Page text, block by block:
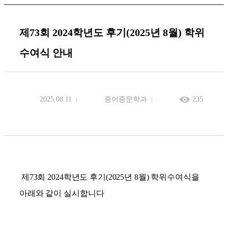
제73회 2024학년도 후기(2025년 8월) 학위
수여식 안내
2025.08.11 중어중문학과 235
제 73회 2024학년도 후기 (2025년 8월) 학위수여식을
아래와 같이 실시합니다